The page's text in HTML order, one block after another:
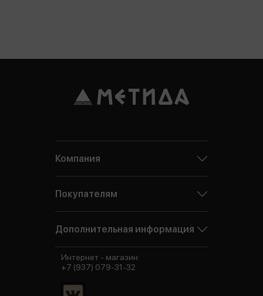
Компания
Покупателям
Дополнительная информация
Интернет - магазин:
+7 (937) 079-31-32